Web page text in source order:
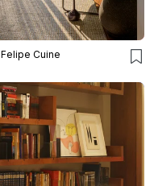
Felipe Cuine